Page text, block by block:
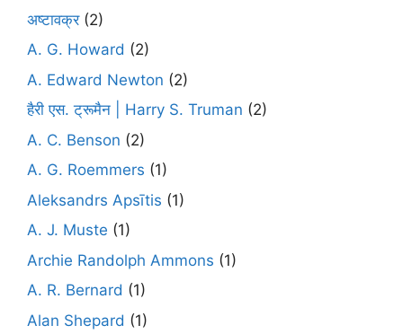
अष्टावक्र(2)
A. G. Howard (2)
A. Edward Newton (2)
हैरी एस. ट्रूमैन | Harry S. Truman (2)
A. C. Benson (2)
A. G. Roemmers (1)
Aleksandrs Apsītis (1)
A. J. Muste (1)
Archie Randolph Ammons (1)
A. R. Bernard (1)
Alan Shepard (1)